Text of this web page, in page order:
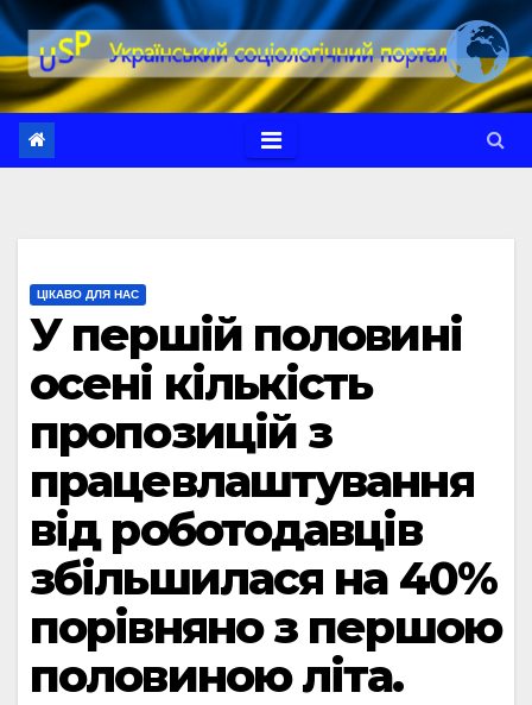
Перейти
до
вмісту
ЦІКАВО ДЛЯ НАС
У першій половині
осені кількість
пропозицій з
працевлаштування
від роботодавців
збільшилася на 40%
порівняно з першою
половиною літа.